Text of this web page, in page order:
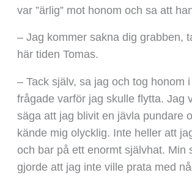
var ”ärlig” mot honom och sa att
– Jag kommer sakna dig grabben,
här tiden Tomas.
– Tack själv, sa jag och tog honom
frågade varför jag skulle flytta. Jag
säga att jag blivit en jävla pundare
kände mig olycklig. Inte heller att
och bar på ett enormt självhat. Min
gjorde att jag inte ville prata med